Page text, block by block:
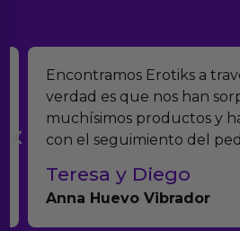
Encontramos Erotiks a
verdad es que nos han
muchísimos productos y
con el seguimiento del
Teresa y Diego
Anna Huevo Vibrador